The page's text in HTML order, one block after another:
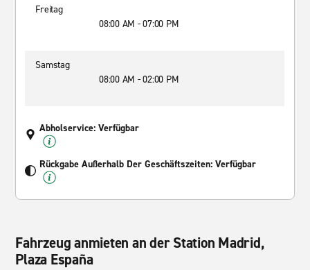
Freitag
08:00 AM - 07:00 PM
Samstag
08:00 AM - 02:00 PM
Abholservice: Verfügbar
Rückgabe Außerhalb Der Geschäftszeiten: Verfügbar
Fahrzeug anmieten an der Station Madrid,
Plaza España